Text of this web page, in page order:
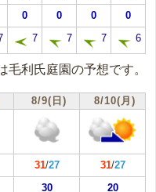
0 0 0 0
7 7 7 6
毛利氏庭園の予想です。
8/9(日) 8/10(月)
31/27 31/27
30 20